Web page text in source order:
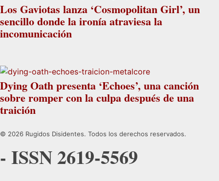
Los Gaviotas lanza ‘Cosmopolitan Girl’, un
sencillo donde la ironía atraviesa la
incomunicación
Dying Oath presenta ‘Echoes’, una canción
sobre romper con la culpa después de una
traición
© 2026 Rugidos Disidentes. Todos los derechos reservados.
- ISSN 2619-5569